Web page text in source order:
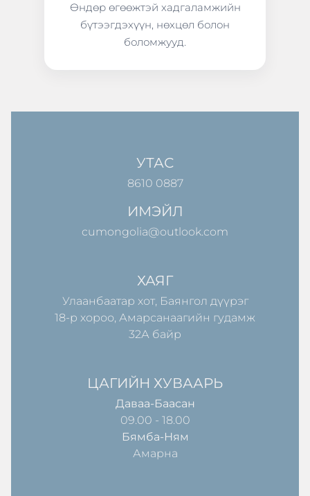
Өндөр өгөөжтэй хадгаламжийн
бүтээгдэхүүн, нөхцөл болон
боломжууд.
УТАС
8610 0887
ИМЭЙЛ
cumongolia@outlook.com
ХАЯГ
Улаанбаатар хот, Баянгол дүүрэг
18-р хороо, Амарсанаагийн гудамж
32А байр
ЦАГИЙН ХУВААРЬ
Даваа-Баасан
09.00 - 18.00
Бямба-Ням
Амарна